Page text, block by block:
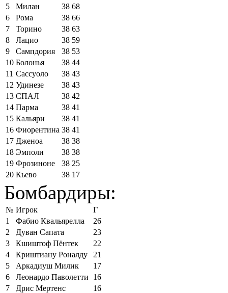
5
Милан 38 68
6
Рома 38 66
7
Торино 38 63
8
Лацио 38 59
9
Сампдория 38 53
10 Болонья 38 44
11 Сассуоло 38 43
12 Удинезе 38 43
13 СПАЛ 38 42
14 Парма 38 41
15 Кальяри 38 41
16 Фиорентина 38 41
17 Дженоа 38 38
18 Эмполи 38 38
19 Фрозиноне 38 25
20 Кьево 38 17
Бомбардиры:
№ Игрок
Г
1
Фабио Квальярелла
26
2
Дуван Сапата
23
3
Кшиштоф Пёнтек
22
4
Криштиану Роналду
21
5
Аркадиуш Милик
17
6
Леонардо Паволетти
16
7
Дрис Мертенс
16